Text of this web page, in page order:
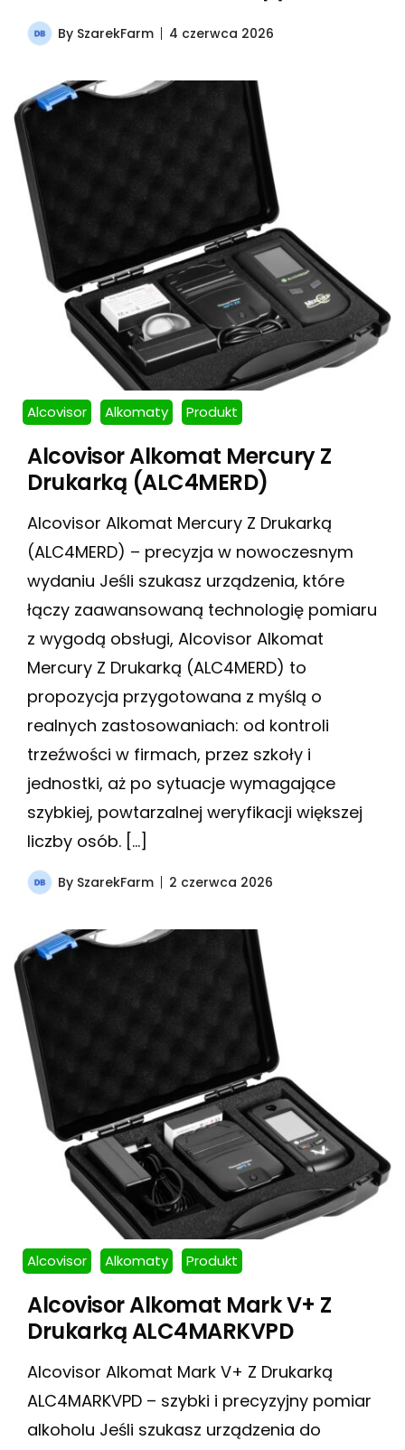
By SzarekFarm 4 czerwca 2026
Alcovisor Alkomaty Produkt
Alcovisor Alkomat Mercury Z
Drukarką (ALC4MERD)
Alcovisor Alkomat Mercury Z Drukarką
(ALC4MERD) – precyzja w nowoczesnym
wydaniu Jeśli szukasz urządzenia, które
łączy zaawansowaną technologię pomiaru
z wygodą obsługi, Alcovisor Alkomat
Mercury Z Drukarką (ALC4MERD) to
propozycja przygotowana z myślą o
realnych zastosowaniach: od kontroli
trzeźwości w firmach, przez szkoły i
jednostki, aż po sytuacje wymagające
szybkiej, powtarzalnej weryfikacji większej
liczby osób. […]
By SzarekFarm 2 czerwca 2026
Alcovisor Alkomaty Produkt
Alcovisor Alkomat Mark V+ Z
Drukarką ALC4MARKVPD
Alcovisor Alkomat Mark V+ Z Drukarką
ALC4MARKVPD – szybki i precyzyjny pomiar
alkoholu Jeśli szukasz urządzenia do